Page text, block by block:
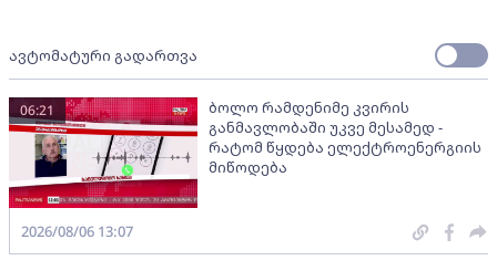
ავტომატური გადართვა
ბოლო რამდენიმე კვირის
განმავლობაში უკვე მესამედ -
რატომ წყდება ელექტროენერგიის
მიწოდება
06:21
2026/08/06 13:07